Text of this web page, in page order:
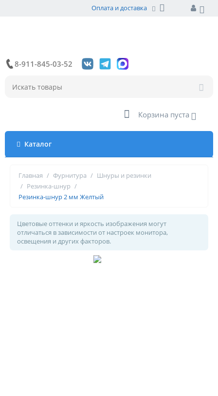
Оплата и доставка
8-911-845-03-52
Корзина пуста
Каталог
Главная / Фурнитура / Шнуры и резинки
/ Резинка-шнур /
Резинка-шнур 2 мм Желтый
Цветовые оттенки и яркость изображения могут
отличаться в зависимости от настроек монитора,
освещения и других факторов.